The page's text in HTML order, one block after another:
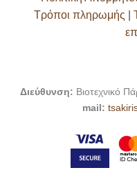
Τρόποι πληρωμής
Διεύθυνση: Βιοτεχνικό
mail: